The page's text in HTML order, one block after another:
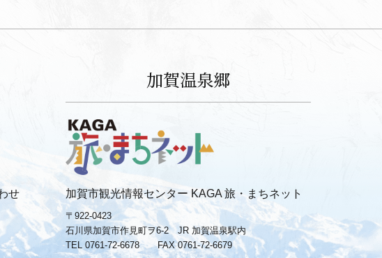
せ
加賀温泉郷
加賀市観光情報センター KAGA 旅・まちネット
〒922-0423
石川県加賀市作見町ヲ6-2 JR 加賀温泉駅内
TEL 0761-72-6678
FAX 0761-72-6679